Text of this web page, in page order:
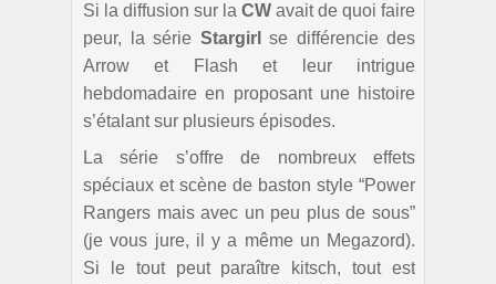
Si la diffusion sur la CW avait de quoi faire
peur, la série Stargirl
se différencie des
Arrow et Flash et leur intrigue
hebdomadaire en proposant une histoire
s’étalant sur plusieurs épisodes.
La série s’offre de nombreux effets
spéciaux et scène de baston style “Power
Rangers mais avec un peu plus de sous”
(je vous jure, il y a même un Megazord).
Si le tout peut paraître kitsch, tout est